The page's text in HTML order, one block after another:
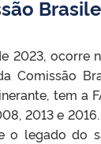
2023, ocorre
Comissão
tem a
2013 e
o legado do